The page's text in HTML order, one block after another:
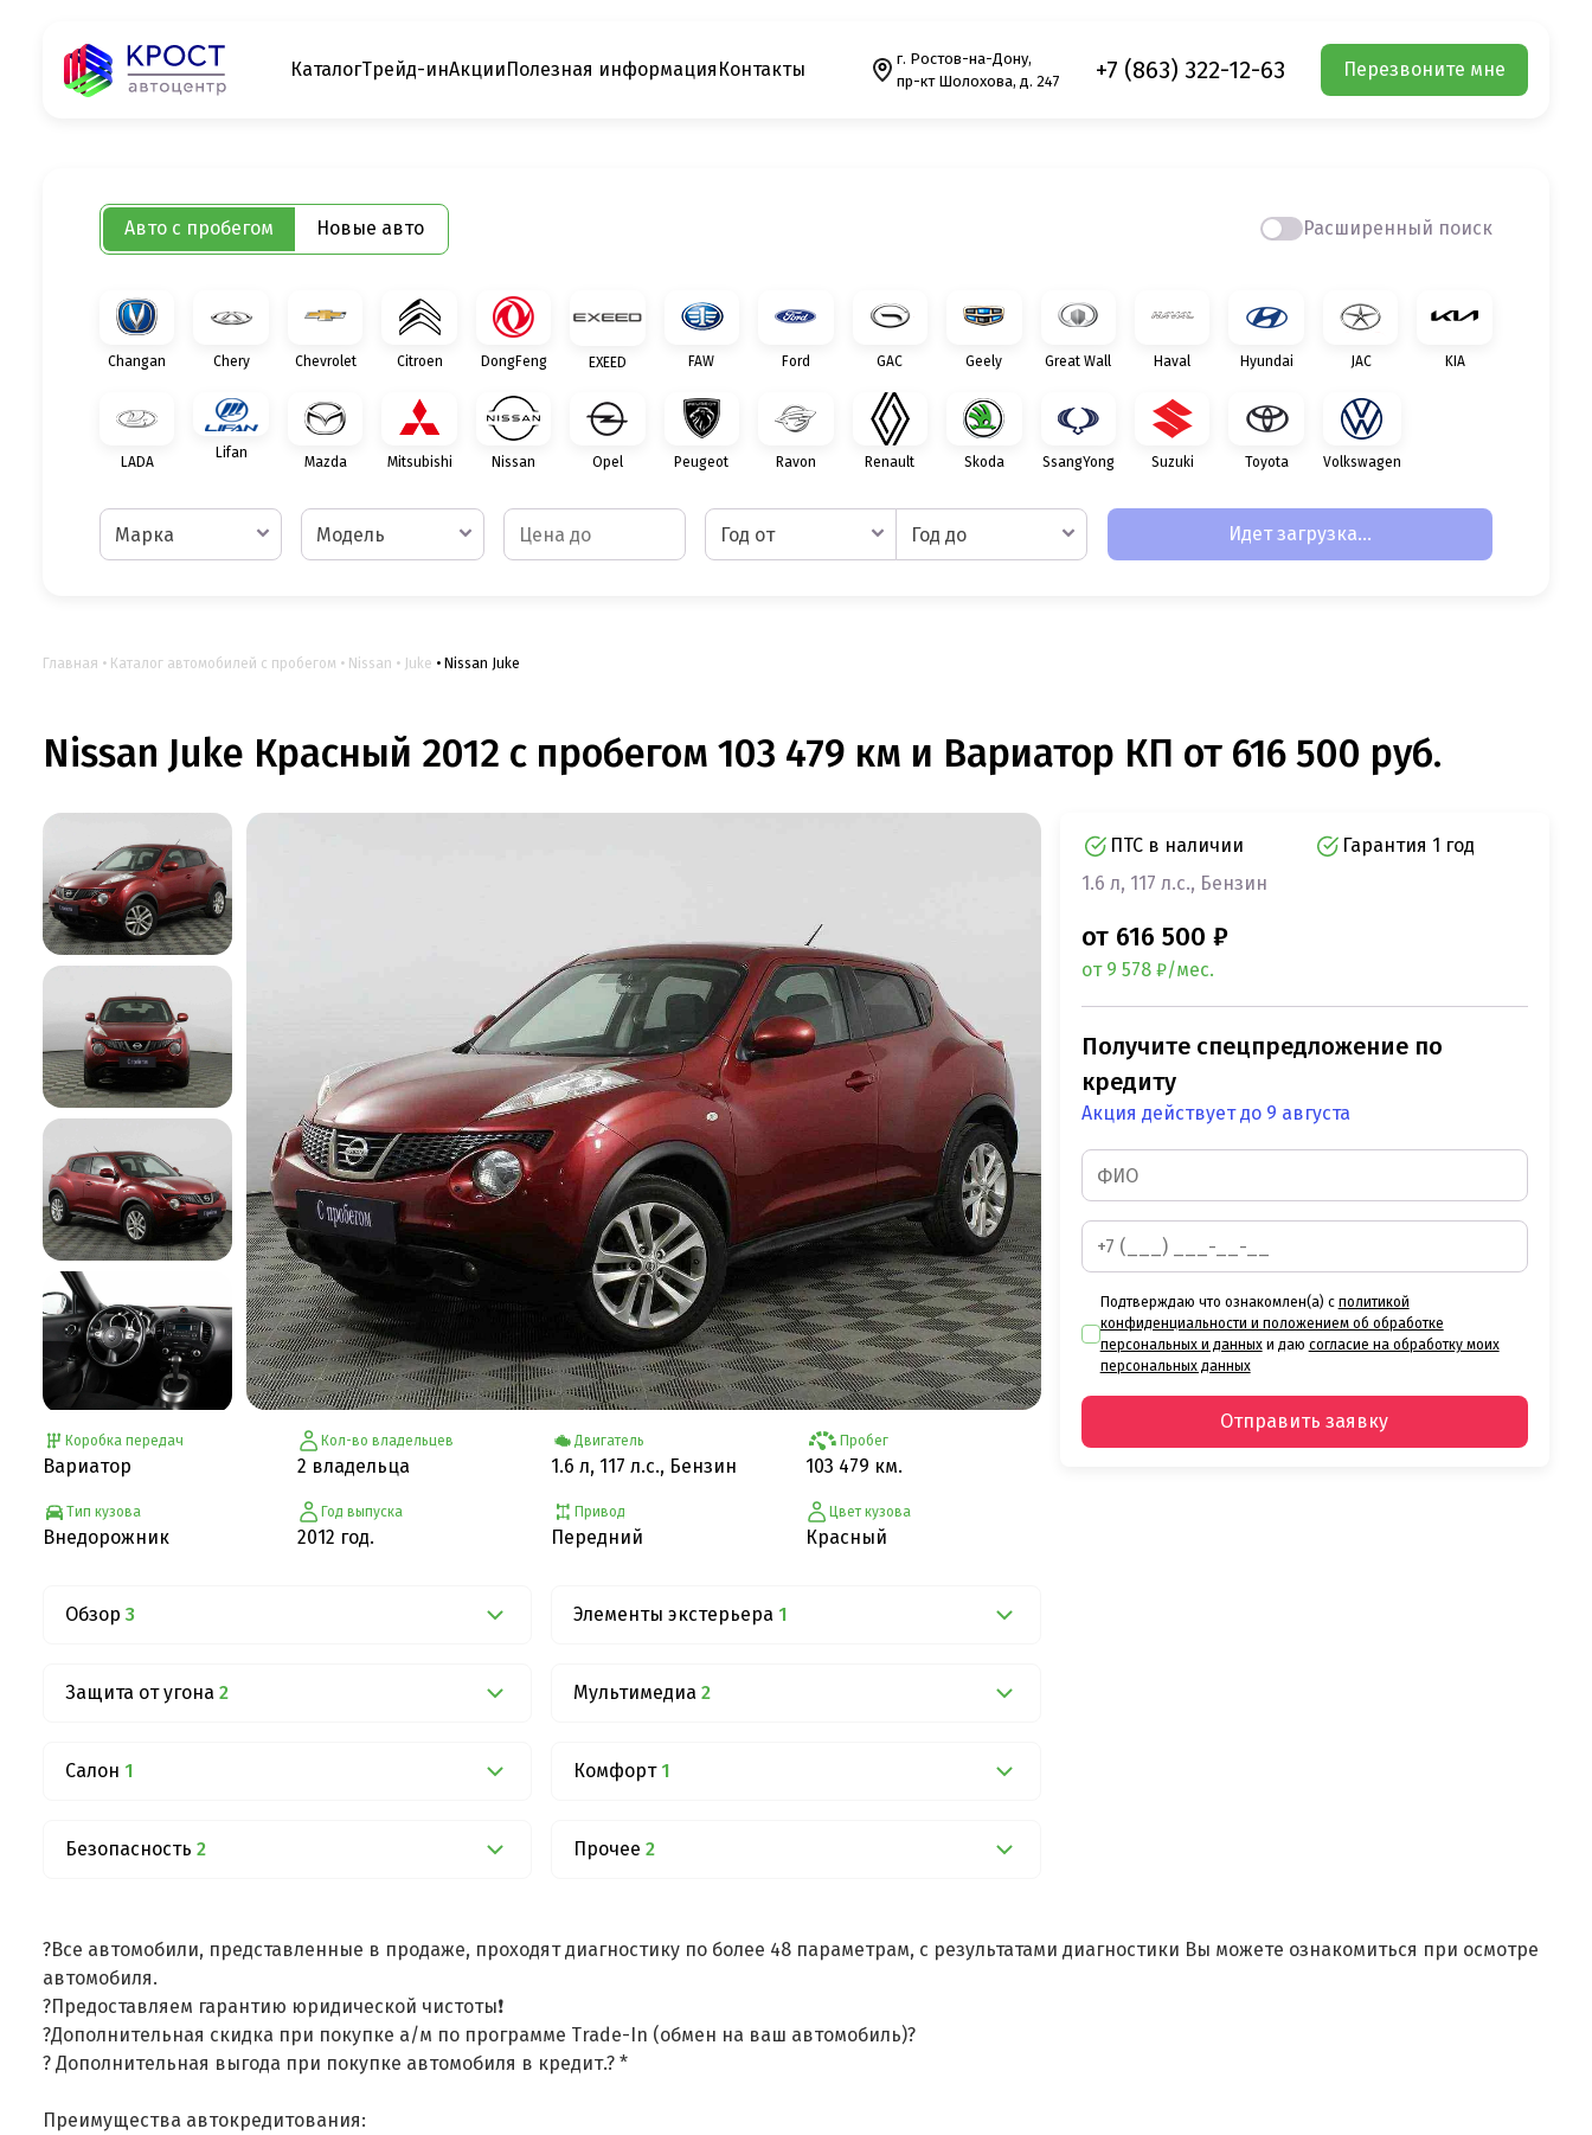
КаталогТрейд-инАкцииПолезная информация Контакты
г. Ростов-на-Дону,
пр-кт Шолохова, д. 247
+7 (863) 322-12-63 Перезвоните мне
Авто с пробегом Новые авто Расширенный поиск
Changan Chery Chevrolet Citroen DongFeng EXEED FAW Ford GAC Geely Great Wall Haval Hyundai JAC KIA
LADA
Lifan
Mazda Mitsubishi Nissan Opel Peugeot Ravon Renault Skoda SsangYong Suzuki Toyota Volkswagen
Марка Модель Год от Год до Идет загрузка...
Главная Каталог автомобилей с пробегом Nissan Juke Nissan Juke
Nissan Juke Красный 2012 с пробегом 103 479 км и Вариатор КП от 616 500 руб.
Коробка передач
Вариатор
Тип кузова
Внедорожник
Кол-во владельцев
2 владельца
Год выпуска
2012 год.
Двигатель
1.6 л, 117 л.с., Бензин
Привод
Передний
Пробег
103 479 км.
Цвет кузова
Красный
Обзор 3 Элементы экстерьера 1
Защита от угона 2 Мультимедиа 2
Салон 1 Комфорт 1
Безопасность 2 Прочее 2
ПТС в наличии
Гарантия 1 год
1.6 л, 117 л.с., Бензин
от 616 500 ₽
от 9 578 ₽/мес.
Получите спецпредложение по
кредиту
Акция действует до 9 августа
Подтверждаю что ознакомлен(а) с политикой
конфиденциальности и положением об обработке
персональных и данныхи даю согласие на обработку моих
персональных данных
Отправить заявку
?Все автомобили, представленные в продаже, проходят диагностику по более 48 параметрам, с результатами диагностики Вы можете ознакомиться при осмотре
автомобиля.
?Предоставляем гарантию юридической чистоты❗
?Дополнительная скидка при покупке а/м по программе Trade-In (обмен на ваш автомобиль)?
? Дополнительная выгода при покупке автомобиля в кредит.? *
Преимущества автокредитования: